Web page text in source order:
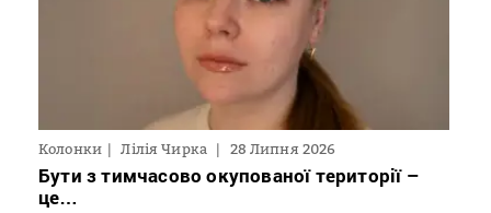
Колонки Лілія Чирка 28 Липня 2026
Бути з тимчасово окупованої території –
це…